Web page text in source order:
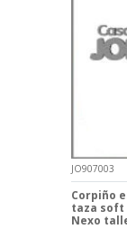
JO907003
Corpiño
taza soft
Nexo